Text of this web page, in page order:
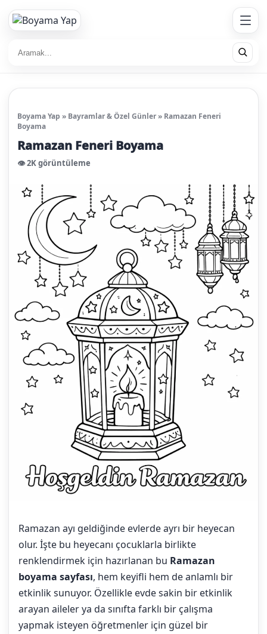
Boyama Yap » Bayramlar & Özel Günler» Ramazan Feneri
Boyama
Ramazan Feneri Boyama
👁️ 2K görüntüleme
Ramazan ayı geldiğinde evlerde ayrı bir heyecan
olur. İşte bu heyecanı çocuklarla birlikte
renklendirmek için hazırlanan bu Ramazan
boyama sayfası, hem keyifli hem de anlamlı bir
etkinlik sunuyor. Özellikle evde sakin bir etkinlik
arayan aileler ya da sınıfta farklı bir çalışma
yapmak isteyen öğretmenler için güzel bir